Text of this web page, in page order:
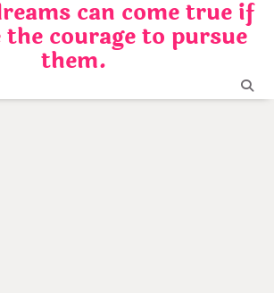
can come true if
courage to pursue
them.